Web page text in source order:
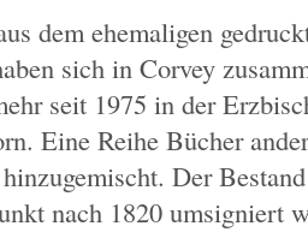
dem ehemaligen
sich in Corvey
seit 1975 in der
Eine Reihe Bücher
Der
nach 1820 umsigniert